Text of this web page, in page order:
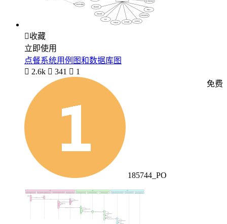
收藏
立即使用
点餐系统用例图和数据库图
 2.6k  341  1
185744_PO
免费